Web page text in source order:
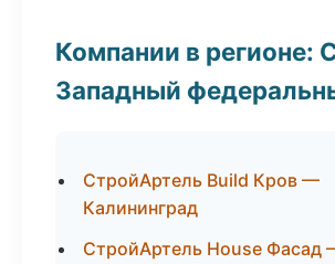
Компании в регионе:
Западный
СтройАртель Build Кров —
Калининград
СтройАртель House Фасад